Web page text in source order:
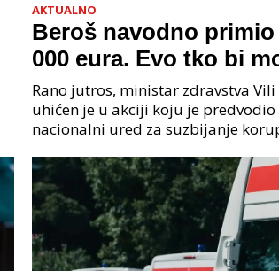
AKTUALNO
Beroš navodno
000 eura. Evo tko bi
na čelu zločinačkog
Rano jutros, ministar zdravstva Vili
uhićen je u akciji koju je
nacionalni ured za suzbijanje
priopćenju USKOK